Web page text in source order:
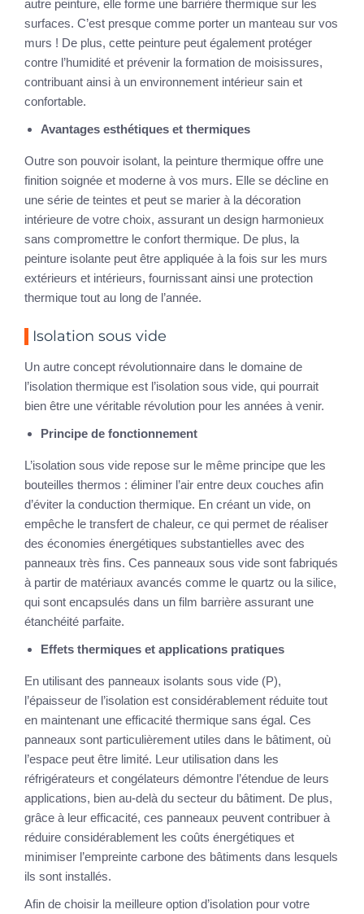
autre peinture, elle forme une barrière thermique sur les
surfaces. C’est presque comme porter un manteau sur vos
murs ! De plus, cette peinture peut également protéger
contre l’humidité et prévenir la formation de moisissures,
contribuant ainsi à un environnement intérieur sain et
confortable.
Avantages esthétiques et thermiques
Outre son pouvoir isolant, la peinture thermique offre une
finition soignée et moderne à vos murs. Elle se décline en
une série de teintes et peut se marier à la décoration
intérieure de votre choix, assurant un design harmonieux
sans compromettre le confort thermique. De plus, la
peinture isolante peut être appliquée à la fois sur les murs
extérieurs et intérieurs, fournissant ainsi une protection
thermique tout au long de l’année.
Isolation sous vide
Un autre concept révolutionnaire dans le domaine de
l’isolation thermique est l’isolation sous vide, qui pourrait
bien être une véritable révolution pour les années à venir.
Principe de fonctionnement
L’isolation sous vide repose sur le même principe que les
bouteilles thermos : éliminer l’air entre deux couches afin
d’éviter la conduction thermique. En créant un vide, on
empêche le transfert de chaleur, ce qui permet de réaliser
des économies énergétiques substantielles avec des
panneaux très fins. Ces panneaux sous vide sont fabriqués
à partir de matériaux avancés comme le quartz ou la silice,
qui sont encapsulés dans un film barrière assurant une
étanchéité parfaite.
Effets thermiques et applications pratiques
En utilisant des panneaux isolants sous vide (P),
l’épaisseur de l’isolation est considérablement réduite tout
en maintenant une efficacité thermique sans égal. Ces
panneaux sont particulièrement utiles dans le bâtiment, où
l’espace peut être limité. Leur utilisation dans les
réfrigérateurs et congélateurs démontre l’étendue de leurs
applications, bien au-delà du secteur du bâtiment. De plus,
grâce à leur efficacité, ces panneaux peuvent contribuer à
réduire considérablement les coûts énergétiques et
minimiser l’empreinte carbone des bâtiments dans lesquels
ils sont installés.
Afin de choisir la meilleure option d’isolation pour votre